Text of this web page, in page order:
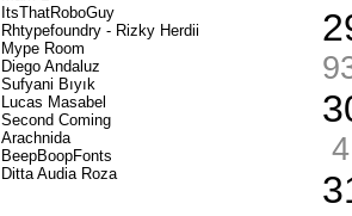
ItsThatRoboGuy
Rhtypefoundry - Rizky Herdii
Mype Room
Diego Andaluz
Sufyani Bıyık
Lucas Masabel
Second Coming
Arachnida
BeepBoopFonts
Ditta Audia Roza